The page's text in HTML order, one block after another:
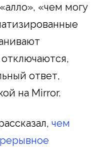
«чем могу
ответ,
на Mirror.
чем